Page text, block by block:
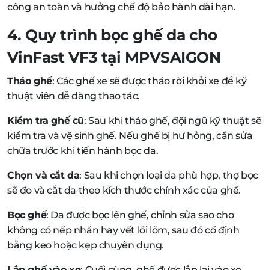
công an toàn và hưởng chế độ bảo hành dài hạn.
4. Quy trình bọc ghế da cho
VinFast VF3 tại MPVSAIGON
Tháo ghế: Các ghế xe sẽ được tháo rời khỏi xe để kỹ
thuật viên dễ dàng thao tác.
Kiểm tra ghế cũ: Sau khi tháo ghế, đội ngũ kỹ thuật sẽ
kiểm tra và vệ sinh ghế. Nếu ghế bị hư hỏng, cần sửa
chữa trước khi tiến hành bọc da.
Chọn và cắt da: Sau khi chọn loại da phù hợp, thợ bọc
sẽ đo và cắt da theo kích thước chính xác của ghế.
Bọc ghế: Da được bọc lên ghế, chỉnh sửa sao cho
không có nếp nhăn hay vết lồi lõm, sau đó cố định
bằng keo hoặc kẹp chuyên dụng.